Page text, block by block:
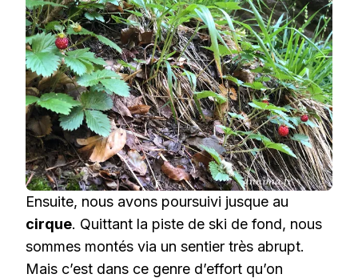
Ensuite, nous avons poursuivi jusque au
cirque. Quittant la piste de ski de fond, nous
sommes montés via un sentier très abrupt.
Mais c’est dans ce genre d’effort qu’on